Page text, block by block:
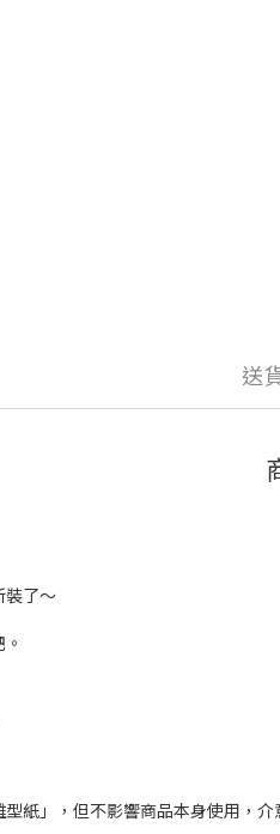
送
裝了～
紙」，但不影響商品本身使用，介